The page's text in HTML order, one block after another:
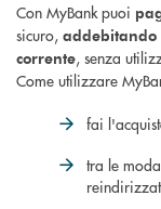
Con MyBank puoi
sicuro, addebitando
corrente, senza
Come utilizzare
fai
tra le